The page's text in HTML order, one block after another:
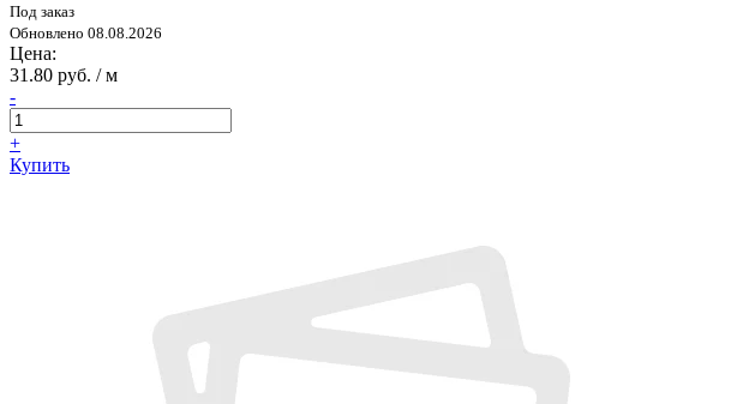
Под заказ
Обновлено 08.08.2026
Цена:
31.80 руб. / м
-
+
Купить